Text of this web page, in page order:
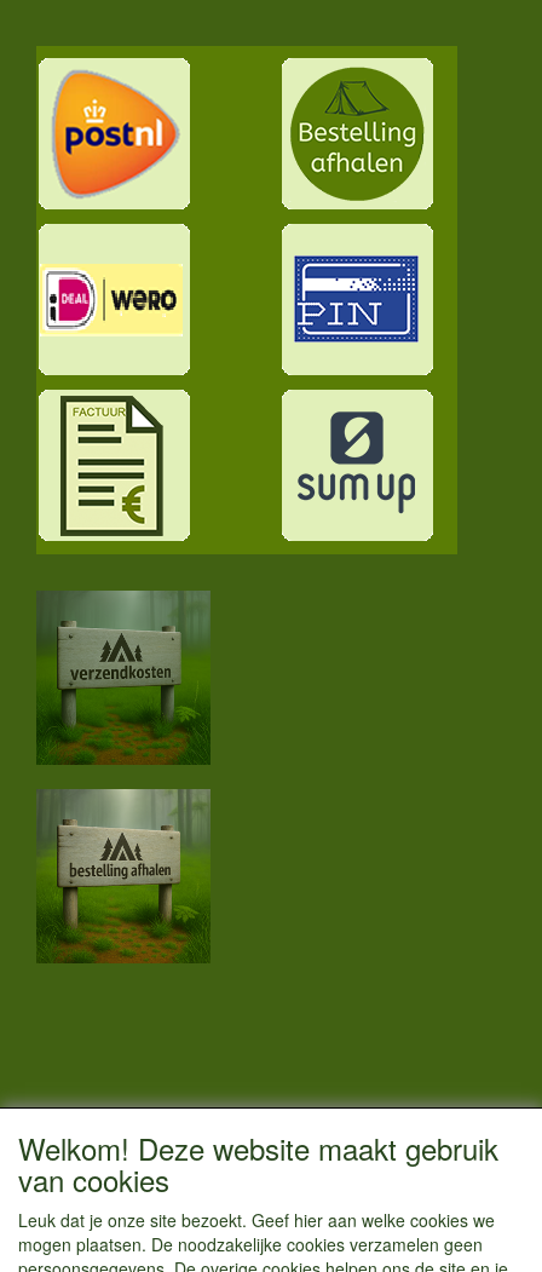
Vestigingsadres:
Hoofdweg 36
1433 JW Kudelstaart
Welkom! Deze website maakt gebruik
van cookies
Leuk dat je onze site bezoekt. Geef hier aan welke cookies we
mogen plaatsen. De noodzakelijke cookies verzamelen geen